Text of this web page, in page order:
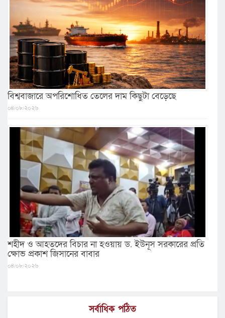
বিশ্ববাজারে অপরিশোধিত তেলের দাম কিছুটা বেড়েছে
০৪/০৮/২০২৬
শহীদ ও আহতদের বিচার না হওয়ায় ড. ইউনূস সরকারের প্রতি
ক্ষোভ প্রকাশ জিসানের বাবার
০৪/০৮/২০২৬
সর্বাধিক পঠিত